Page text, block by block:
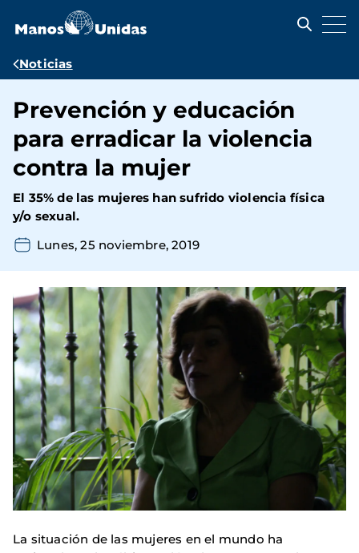
contenido
Ruta
navegación
Noticias
Prevención y educación
para erradicar la violencia
contra la mujer
El 35% de las mujeres han sufrido violencia física
y/o sexual.
Lunes, 25 noviembre, 2019
La situación de las mujeres en el mundo ha